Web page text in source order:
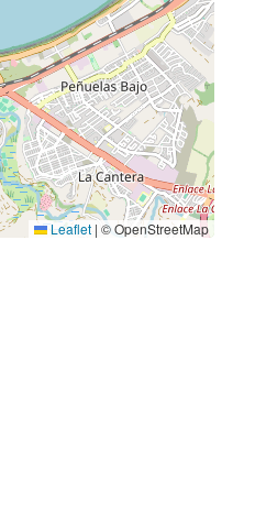
Leaflet | © OpenStreetMap